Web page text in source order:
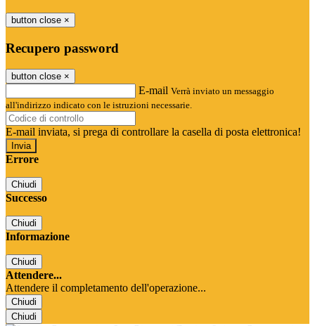
button close ×
Recupero password
button close ×
E-mail Verrà inviato un messaggio
all'indirizzo indicato con le istruzioni necessarie.
E-mail inviata, si prega di controllare la casella di posta elettronica!
Errore
Chiudi
Successo
Chiudi
Informazione
Chiudi
Attendere...
Attendere il completamento dell'operazione...
Chiudi
Chiudi